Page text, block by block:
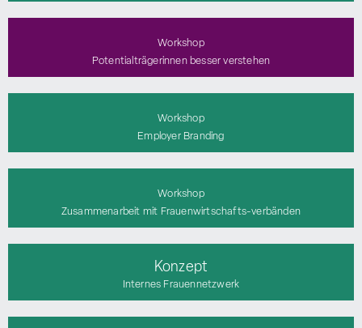
Workshop
Potentialträgerinnen besser verstehen
Workshop
Employer Branding
Workshop
Zusammenarbeit mit Frauenwirtschafts-verbänden
Konzept
Internes Frauennetzwerk